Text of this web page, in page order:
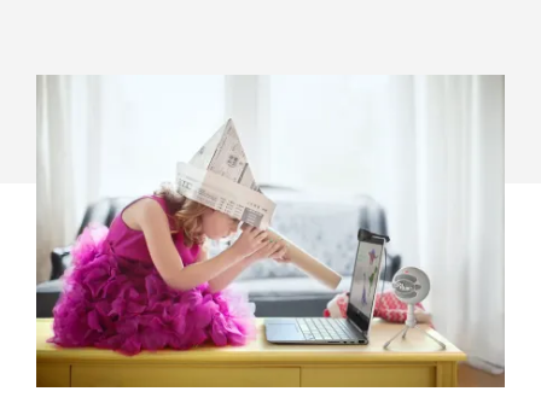
DES
CRÉATEURS
DE
CONTENU.